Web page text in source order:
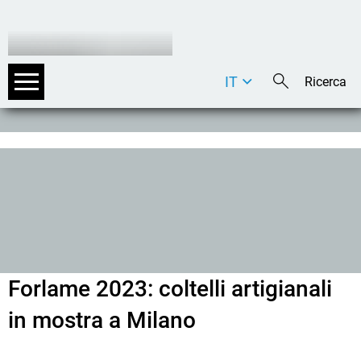
DE
IT
Forlame 2023: coltelli artigianali
in mostra a Milano